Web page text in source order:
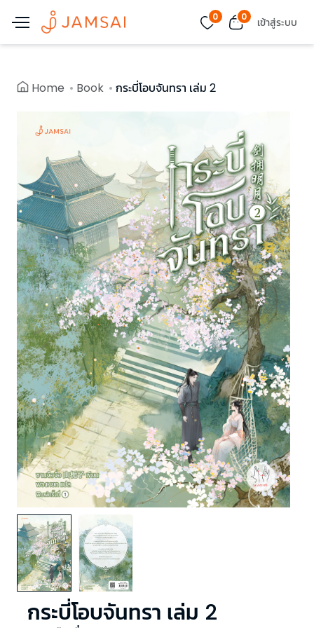
0 0 เข้าสู่ระบบ
Home Book กระบี่โอบจันทรา เล่ม 2
กระบี่โอบจันทรา เล่ม 2